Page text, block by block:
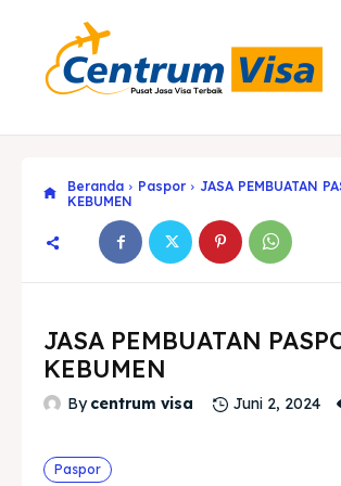
Beranda Paspor
JASA PEMBUATAN
KEBUMEN
JASA PEMBUATAN
KEBUMEN
By centrum visa Juni 2, 2024
Paspor